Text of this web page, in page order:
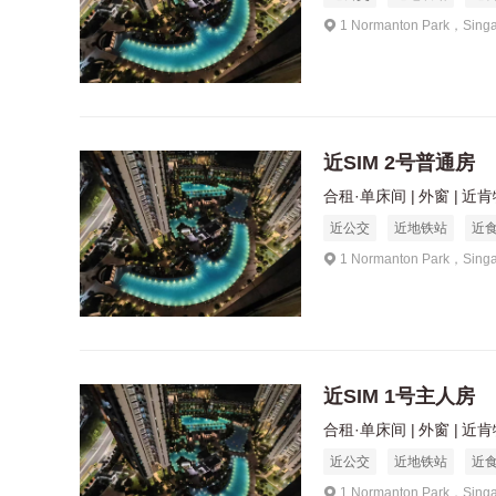
1 Normanton Park，
近SIM 2号普通房
合租·单床间 外窗 近
近公交 近地铁站
近
1 Normanton Park，
近SIM 1号主人房
合租·单床间 外窗 近
近公交 近地铁站
近
1 Normanton Park，